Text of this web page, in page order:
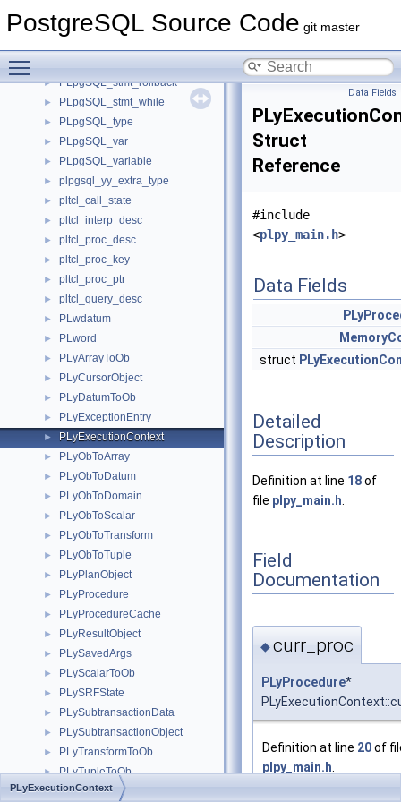
PostgreSQL Source Code git master
► PLpgSQL_stmt_return
► PLpgSQL_stmt_rollback
► PLpgSQL_stmt_while
► PLpgSQL_type
► PLpgSQL_var
► PLpgSQL_variable
► plpgsql_yy_extra_type
► pltcl_call_state
► pltcl_interp_desc
► pltcl_proc_desc
► pltcl_proc_key
► pltcl_proc_ptr
► pltcl_query_desc
► PLwdatum
► PLword
► PLyArrayToOb
► PLyCursorObject
► PLyDatumToOb
► PLyExceptionEntry
► PLyExecutionContext
► PLyObToArray
► PLyObToDatum
► PLyObToDomain
► PLyObToScalar
► PLyObToTransform
► PLyObToTuple
► PLyPlanObject
► PLyProcedure
► PLyProcedureCache
► PLyResultObject
► PLySavedArgs
► PLyScalarToOb
► PLySRFState
► PLySubtransactionData
► PLySubtransactionObject
► PLyTransformToOb
► PLyTupleToOb
► PMChild
Data Fields
Struct
Reference
#include
<plpy_main.h>
Data Fields
struct
Detailed
Description
Definition at line 18of
file plpy_main.h
Field
Documentation
◆curr_proc
PLyProcedure*
Definition at line 20of
plpy_main.h
PLyExecutionContext